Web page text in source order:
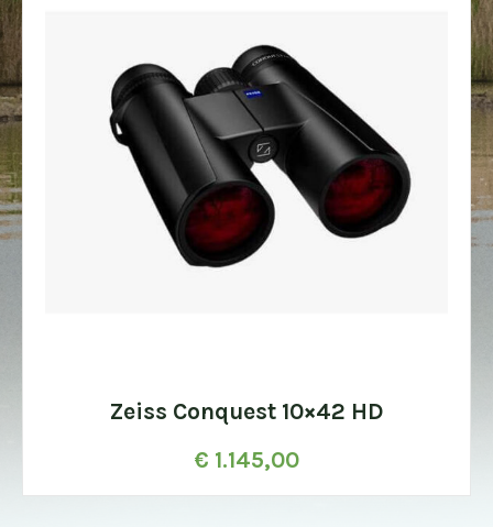
Zeiss Conquest 10×42 HD
€ 1.145,00